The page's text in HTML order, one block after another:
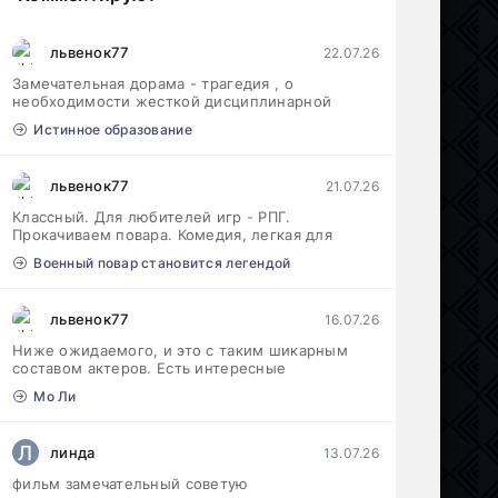
львенок77 22.07.26
Замечательная дорама - трагедия , о
необходимости жесткой дисциплинарной
Истинное образование
львенок77 21.07.26
Классный. Для любителей игр - РПГ.
Прокачиваем повара. Комедия, легкая для
Военный повар становится легендой
львенок77 16.07.26
Ниже ожидаемого, и это с таким шикарным
составом актеров. Есть интересные
Мо Ли
Л линда 13.07.26
фильм замечательный советую